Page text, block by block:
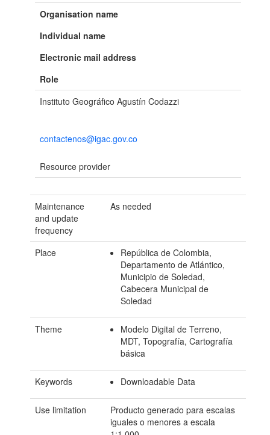
Organisation name
Individual name
Electronic mail address
Role
Instituto Geográfico Agustín Codazzi
contactenos@igac.gov.co
Resource provider
Maintenance
and update
frequency
As needed
Place
República de Colombia,
Departamento de Atlántico,
Municipio de Soledad,
Cabecera Municipal de
Soledad
Theme
Modelo Digital de Terreno,
MDT, Topografía, Cartografía
básica
Keywords Downloadable Data
Use limitation
Producto generado para escalas
iguales o menores a escala